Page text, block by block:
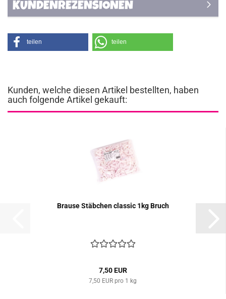
KUNDENREZENSIONEN
teilen teilen
Kunden, welche diesen Artikel bestellten, haben
auch folgende Artikel gekauft:
Brau­se Stäb­chen clas­sic 1kg Bruch
7,50 EUR
7,50 EUR pro 1 kg